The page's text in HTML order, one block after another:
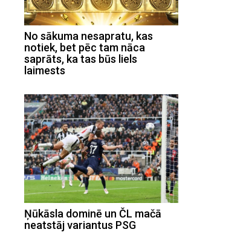
No sākuma nesapratu, kas
notiek, bet pēc tam nāca
saprāts, ka tas būs liels
laimests
Ņūkāsla dominē un ČL mačā
neatstāj variantus PSG